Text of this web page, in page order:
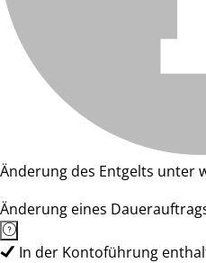
Änderung des Entgelts unter
Änderung eines
In der Kontoführung